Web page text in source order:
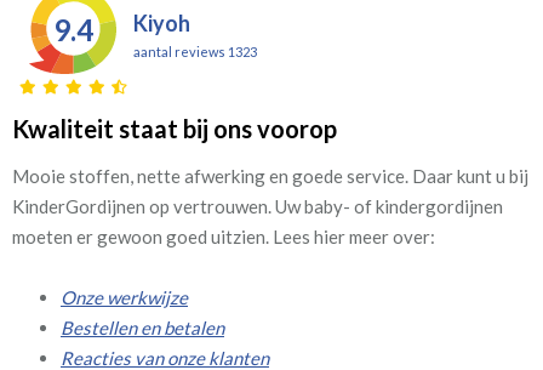
9.4 Kiyoh
aantal reviews 1323
Kwaliteit staat bij ons voorop
Mooie stoffen, nette afwerking en goede service. Daar kunt u bij
KinderGordijnen op vertrouwen. Uw baby- of kindergordijnen
moeten er gewoon goed uitzien. Lees hier meer over:
Onze werkwijze
Bestellen en betalen
Reacties van onze klanten